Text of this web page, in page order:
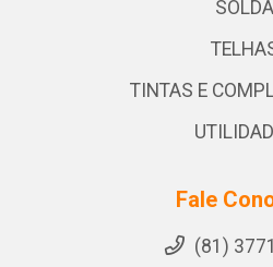
SOLDA
TINTAS E
Fale
(81)